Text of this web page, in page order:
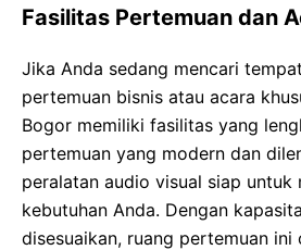
Fasilitas Pertemuan dan
Jika Anda sedang mencari
pertemuan bisnis atau acara
Bogor memiliki fasilitas yang
pertemuan yang modern dan
peralatan audio visual siap untuk
kebutuhan Anda. Dengan
disesuaikan, ruang pertemuan